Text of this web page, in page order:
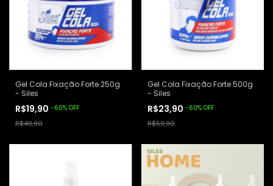
Gel Cola Fixação Forte 250g
- Siles
R$19,90 -60% OFF
R$49,90
Gel Cola Fixação Forte 500g
- Siles
R$23,90 -60% OFF
R$59,90